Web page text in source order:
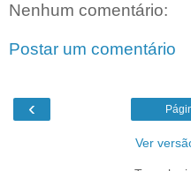
Nenhum comentário:
Postar um comentário
‹
Ver